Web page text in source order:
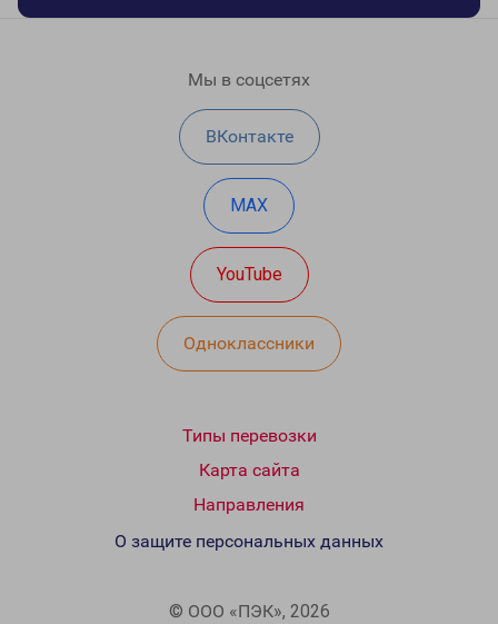
Мы в соцсетях
ВКонтакте
MAX
YouTube
Одноклассники
Типы перевозки
Карта сайта
Направления
© ООО «ПЭК», 2026
О защите персональных данных